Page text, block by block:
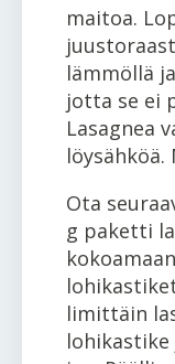
maitoa.
lämmöllä
jotta se ei
Lasagnea
löysähköä.
Ota
g paketti
limittäin
lohikastike